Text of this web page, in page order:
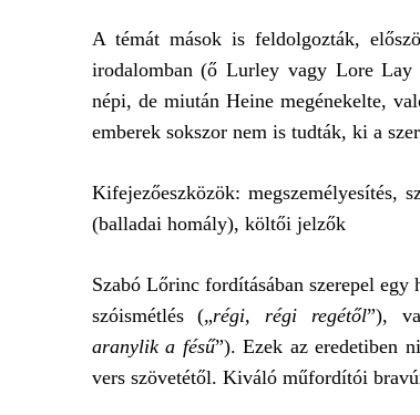
A témát mások is feldolgozták,
irodalomban (ő Lurley vagy Lore
népi, de miután Heine megénekelte,
emberek sokszor nem is tudták, ki a
Kifejezőeszközök: megszemélyesítés,
(balladai homály), költői jelzők
Szabó Lőrinc fordításában szerepel egy
szóismétlés („régi, régi regétől”),
aranylik a fésű”). Ezek az eredetiben
vers szövetétől. Kiváló műfordítói